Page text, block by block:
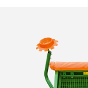
taux de levée
Dosage précis